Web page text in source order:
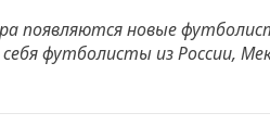
появляются новые
футболисты из России,